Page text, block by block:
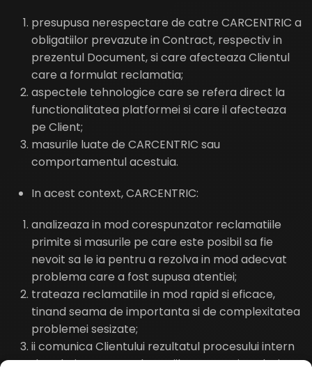
presupusa nerespectare de catre CARCENTRIC a
obligatiilor prevazute in Contract, respectiv in
prezentul Document, si care afecteaza Clientul
care a formulat reclamatia;
aspectele tehnologice care se refera direct la
functionalitatea platformei si care il afecteaza
pe Client;
masurile luate de CARCENTRIC sau
comportamentul acestuia.
In acest context, CARCENTRIC:
analizeaza in mod corespunzator reclamatiile
primite si masurile pe care este posibil sa fie
nevoit sa le ia pentru a rezolva in mod adecvat
problema care a fost supusa atentiei;
trateaza reclamatiile in mod rapid si eficace,
tinand seama de importanta si de complexitatea
problemei sesizate;
ii comunica Clientului rezultatul procesului intern